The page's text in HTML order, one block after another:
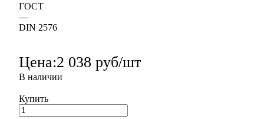
ГОСТ
—
DIN 2576
Цена:2 038 руб/шт
В наличии
Купить